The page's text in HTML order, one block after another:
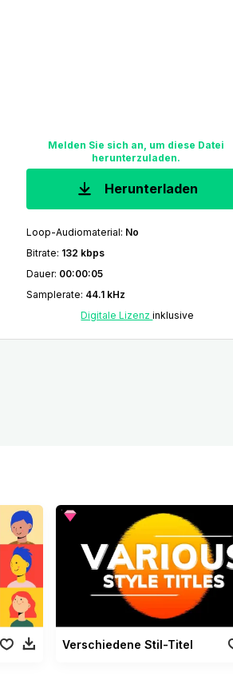
Melden Sie sich an, um diese Datei
herunterzuladen.
Herunterladen
Loop-Audiomaterial: No
Bitrate: 132 kbps
Dauer: 00:00:05
Samplerate: 44.1 kHz
Digitale Lizenzinklusive
Verschiedene Stil-Titel